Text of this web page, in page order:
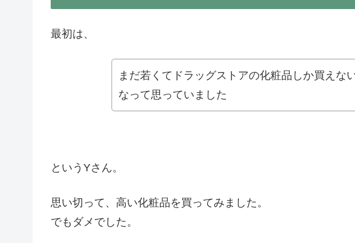
最初は、
まだ若くてドラッグストアの化粧品しか買えな
なって思っていました
というYさん。
思い切って、高い化粧品を買ってみました。
でもダメでした。